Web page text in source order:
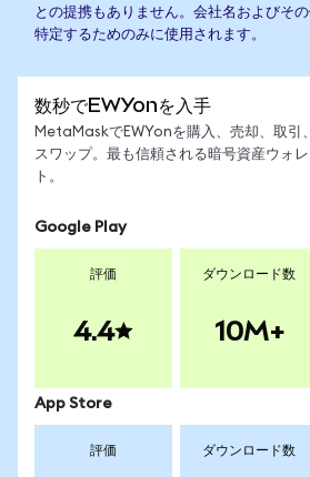
との提携もありません。会社名およびそ
特定するためのみに使用されます。
数秒でEWYonを入手
MetaMaskでEWYonを購入、売却、取引、
スワップ。最も信頼される暗号資産ウォレ
ト。
Google Play
評価
4.4
ダウンロード数
10M+
App Store
評価 ダウンロード数